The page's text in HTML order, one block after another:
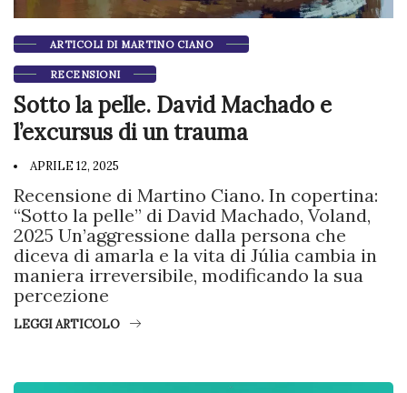
ARTICOLI DI MARTINO CIANO
RECENSIONI
Sotto la pelle. David Machado e
l’excursus di un trauma
APRILE 12, 2025
Recensione di Martino Ciano. In copertina:
“Sotto la pelle” di David Machado, Voland,
2025 Un’aggressione dalla persona che
diceva di amarla e la vita di Júlia cambia in
maniera irreversibile, modificando la sua
percezione
LEGGI ARTICOLO